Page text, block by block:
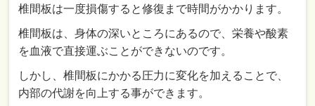
椎間板は一度損傷すると修復まで時間がかかります。
椎間板は、身体の深いところにあるので、栄養や酸素
を血液で直接運ぶことができないのです。
しかし、椎間板にかかる圧力に変化を加えることで、
内部の代謝を向上する事ができます。